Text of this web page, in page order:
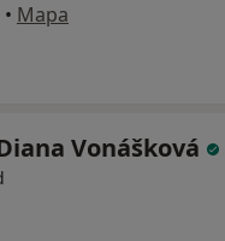
• Mapa
Vonášková